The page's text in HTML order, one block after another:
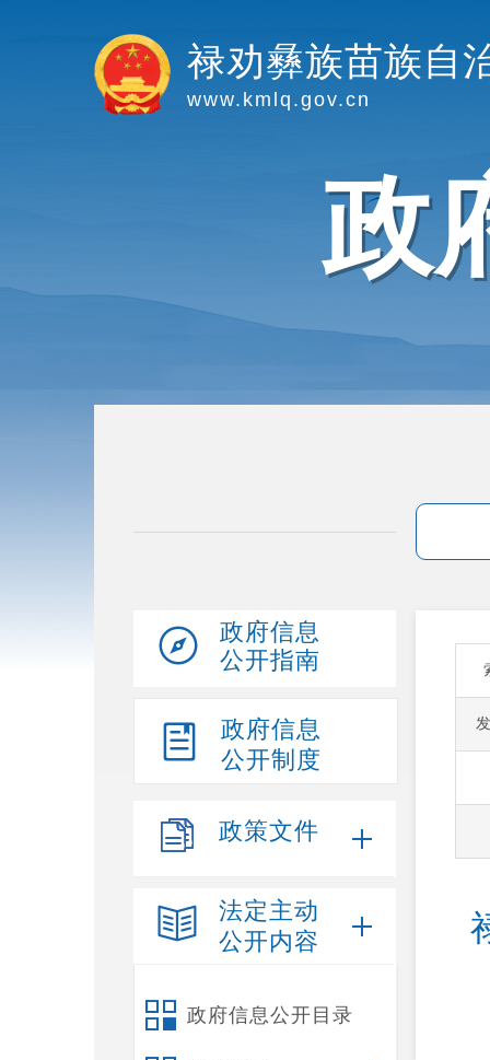
禄劝彝族苗族自
www.kmlq.gov.cn
政
政府信息
公开指南
政府信息
公开制度
政策文件
法定主动
公开内容
政府信息公开目录